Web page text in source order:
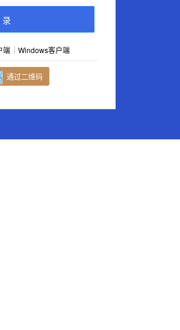
端 Windows客户端
通过二维码